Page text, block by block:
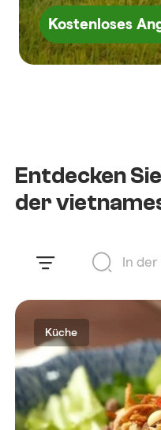
Kostenloses
Entdecken
der
Küche